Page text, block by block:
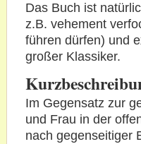
Das Buch ist
z.B. vehement
führen dürfen) und
großer Klassiker.
Im Gegensatz zur
und Frau in der
nach gegenseitiger